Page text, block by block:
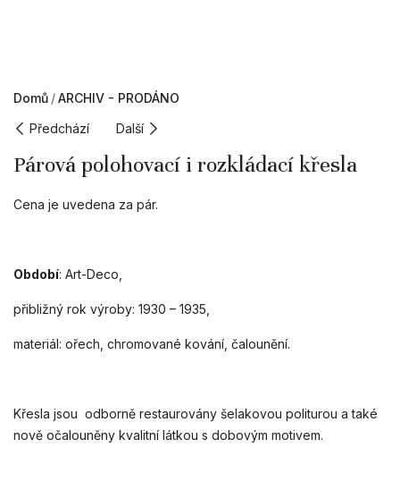
Domů
ARCHIV - PRODÁNO
Předchází
Další
Párová polohovací i rozkládací křesla
Cena je uvedena za pár.
Období: Art-Deco,
přibližný rok výroby: 1930 – 1935,
materiál: ořech, chromované kování, čalounění.
Křesla jsou odborně restaurovány šelakovou politurou a také
nově očalouněny kvalitní látkou s dobovým motivem.